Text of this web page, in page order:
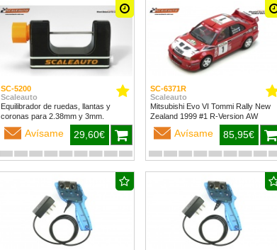
SC-5200
Scaleauto
Equilibrador de ruedas, llantas y
coronas para 2.38mm y 3mm.
Avísame 29,60€
SC-6371R
Scaleauto
Mitsubishi Evo VI Tommi Rally New
Zealand 1999 #1 R-Version AW
Avísame 85,95€